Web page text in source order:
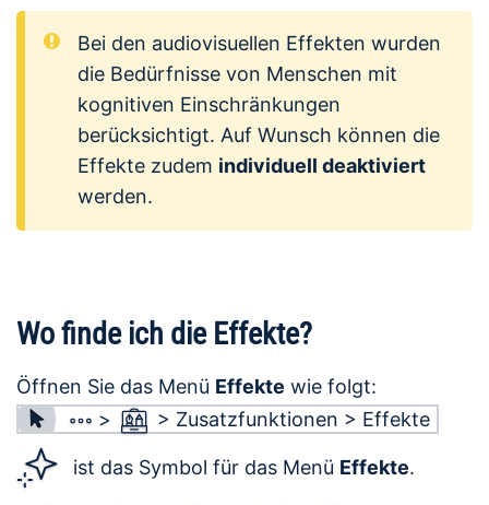
Bei den audiovisuellen Effekten wurden
die Bedürfnisse von Menschen mit
kognitiven Einschränkungen
berücksichtigt. Auf Wunsch können die
Effekte zudem individuell deaktiviert
werden.
Wo finde ich die Effekte?
Öffnen Sie das Menü Effekte wie folgt:
>
> Zusatzfunktionen > Effekte
ist das Symbol für das Menü Effekte.